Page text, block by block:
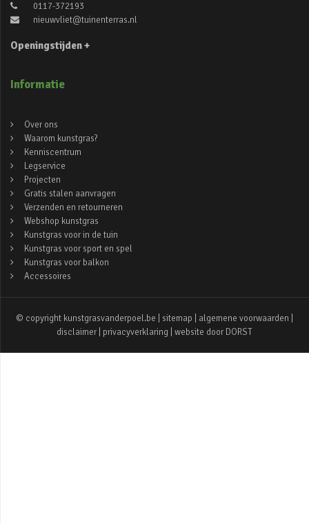
0117-372193
nieuwvliet@tuinenterras.nl
Openingstijden +
Informatie
Over ons
Waarom kunstgras?
Kenniscentrum
Legservice
Projecten
Gratis stalen aanvragen
Verzenden en retourneren
Webshop kunstgras
Kunstgras voor in de tuin
Kunstgras voor sport en spel
Kunstgras voor balkon
Accessoires
© copyright kunstgrasvanderpoel.be | sitemap algemene voorwaarden
disclaimer
privacyverklaring | website door DORST